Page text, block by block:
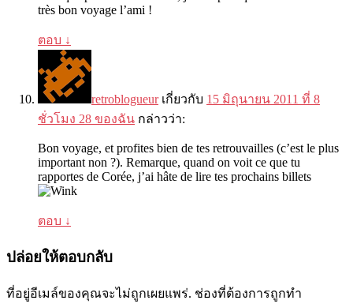
très bon voyage l’ami !
ตอบ ↓
retroblogueurเกี่ยวกับ 15 มิถุนายน 2011 ที่ 8
ชั่วโมง 28 ของฉัน กล่าวว่า:
Bon voyage, et profites bien de tes retrouvailles (c’est le plus
important non ?). Remarque, quand on voit ce que tu
rapportes de Corée, j’ai hâte de lire tes prochains billets
ตอบ ↓
ปล่อยให้ตอบกลับ
ที่อยู่อีเมล์ของคุณจะไม่ถูกเผยแพร่. ช่องที่ต้องการถูกทำ